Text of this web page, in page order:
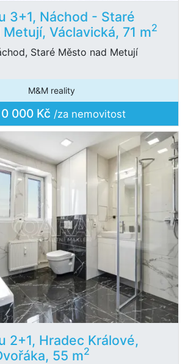
3+1, Náchod - Staré
Václavická, 71 m2
Staré Město nad Metují
M&M reality
000 Kč /za nemovitost
2+1, Hradec Králové,
55 m2